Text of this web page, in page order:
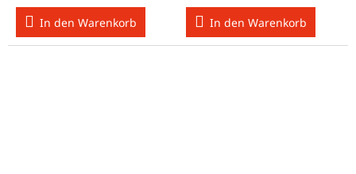
In den Warenkorb In den Warenkorb